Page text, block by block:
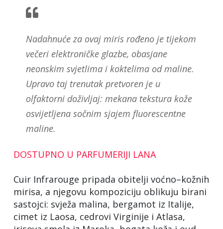
Nadahnuće za ovaj miris rođeno je tijekom
večeri elektroničke glazbe, obasjane
neonskim svjetlima i koktelima od maline.
Upravo taj trenutak pretvoren je u
olfaktorni doživljaj: mekana tekstura kože
osvijetljena sočnim sjajem fluorescentne
maline.
DOSTUPNO U PARFUMERIJI LANA
Cuir Infrarouge pripada obitelji voćno–kožnih
mirisa, a njegovu kompoziciju oblikuju birani
sastojci: svježa malina, bergamot iz Italije,
cimet iz Laosa, cedrovi Virginije i Atlasa,